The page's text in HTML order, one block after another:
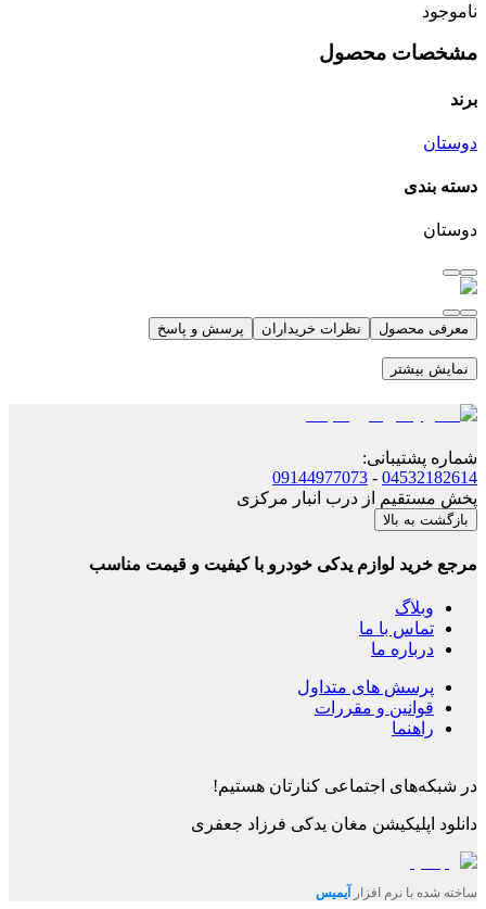
ناموجود
مشخصات محصول
برند
دوستان
دسته بندی
دوستان
معرفی محصول نظرات خریداران پرسش و پاسخ
نمایش بیشتر
شماره پشتیبانی:
04532182614
-
09144977073
پخش مستقیم از درب انبار مرکزی
بازگشت به بالا
مرجع خرید لوازم یدکی خودرو با کیفیت و قیمت مناسب
وبلاگ
تماس با ما
درباره ما
پرسش های متداول
قوانین و مقررات
راهنما
در شبکه‌های اجتماعی کنارتان هستیم!
دانلود اپلیکیشن مغان یدکی فرزاد جعفری
ساخته شده با نرم افزار آیمیس